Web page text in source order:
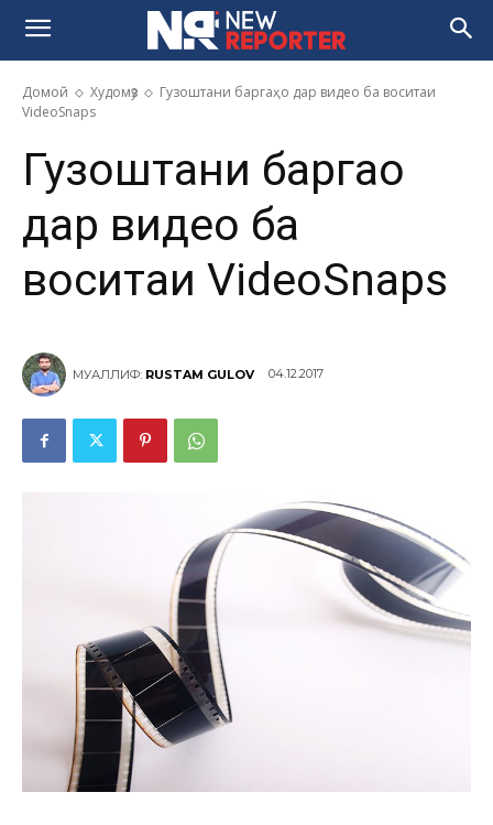
Домой Худомӯз
Гузоштани баргаҳо дар видео ба воситаи
VideoSnaps
Гузоштани баргаҳо
дар видео ба
воситаи VideoSnaps
МУАЛЛИФ: RUSTAM GULOV 04.12.2017